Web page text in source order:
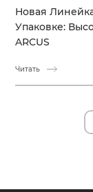
Новая
Упаковке:
ARCUS
Читать